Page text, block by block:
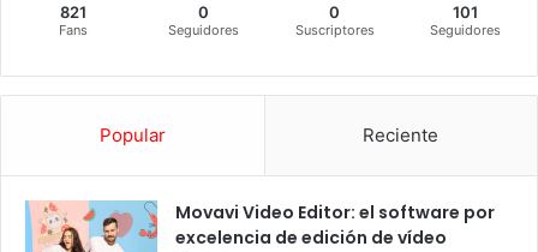
821
Fans
0
Seguidores
0
Suscriptores
101
Seguidores
Popular Reciente
Movavi Video Editor: el software por
excelencia de edición de vídeo